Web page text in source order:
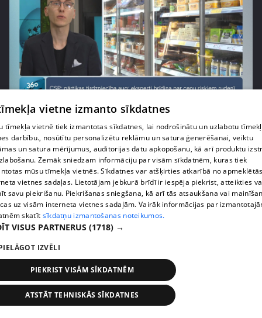
Pārtiku pērkam vairāk, bet vai “zemo cenu grozs”
tiešām samazina kopējo čeku?
408. epizode
pirms 1 nedēļas, 1 dienas
vietne izmanto sīkdatnes
tīmekļa vietnē tiek izmantotas sīkdatnes, lai nodrošinātu un uzlabotu
darbību., nosūtītu personalizētu reklāmu un satura ģenerēšanai, veiktu
un satura mērījumus, auditorijas datu apkopošanu, kā arī produktu
Zemāk sniedzam informāciju par visām sīkdatnēm, kuras tiek
mūsu tīmekļa vietnēs. Sīkdatnes var atšķirties atkarībā no
vietnes sadaļas. Lietotājam jebkurā brīdī ir iespēja piekrist, atteikties
savu piekrišanu. Piekrišanas sniegšana, kā arī tās atsaukšana vai
uz visām interneta vietnes sadaļām. Vairāk informācijas par
skatīt sīkdatņu izmantošanas noteikumos.
VISUS PARTNERUS (1718) →
IZVĒLI
PIEKRIST VISĀM SĪKDATNĒM
ATSTĀT TEHNISKĀS SĪKDATNES